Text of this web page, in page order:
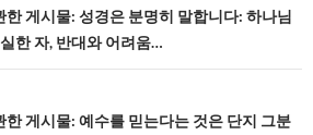
게시물: 성경은 분명히 말합니다: 하나님
한 자, 반대와 어려움…
게시물: 예수를 믿는다는 것은 단지 그분